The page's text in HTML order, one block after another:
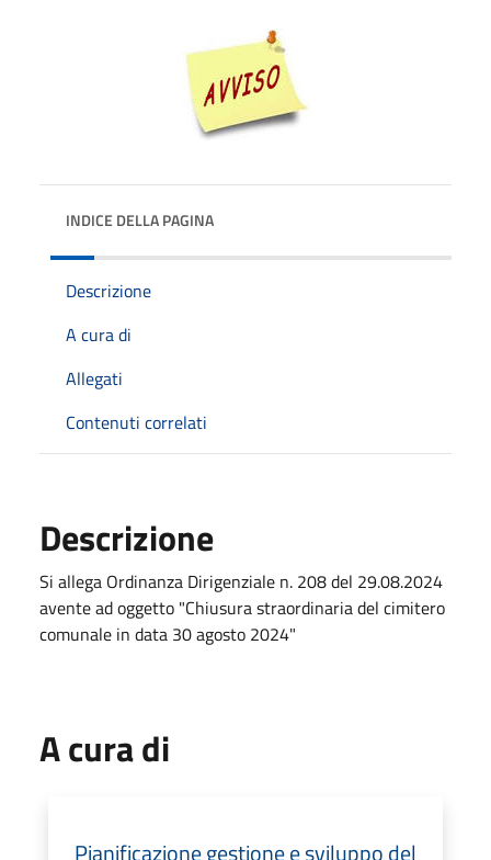
INDICE DELLA PAGINA
Descrizione
A cura di
Allegati
Contenuti correlati
Descrizione
Si allega Ordinanza Dirigenziale n. 208 del 29.08.2024
avente ad oggetto "Chiusura straordinaria del cimitero
comunale in data 30 agosto 2024"
A cura di
Pianificazione gestione e sviluppo del